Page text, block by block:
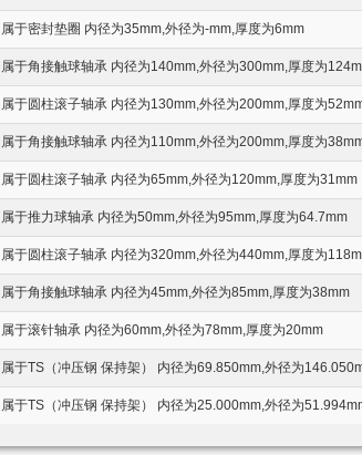
属于密封垫圈 内径为35mm,外径为-mm,厚度为6mm
属于角接触球轴承 内径为140mm,外径为300mm,厚度为
属于圆柱滚子轴承 内径为130mm,外径为200mm,厚度为
属于角接触球轴承 内径为110mm,外径为200mm,厚度为
属于圆柱滚子轴承 内径为65mm,外径为120mm,厚度为31mm
属于推力球轴承 内径为50mm,外径为95mm,厚度为64.7mm
属于圆柱滚子轴承 内径为320mm,外径为440mm,厚度为
属于角接触球轴承 内径为45mm,外径为85mm,厚度为38mm
属于滚针轴承 内径为60mm,外径为78mm,厚度为20mm
属于TS（冲压钢 保持架） 内径为69.850mm,外径为
属于TS（冲压钢 保持架） 内径为25.000mm,外径为